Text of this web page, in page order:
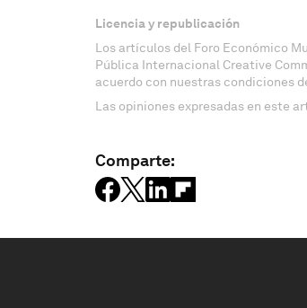
Licencia y republicación
Los artículos del Foro Económico
Pública Internacional Creative
acuerdo con nuestras condiciones
Las opiniones expresadas en este
Comparte: